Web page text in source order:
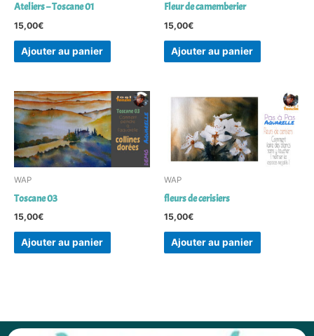
Ateliers – Toscane 01
15,00€
Ajouter au panier
Fleur de camemberier
15,00€
Ajouter au panier
WAP
Toscane 03
15,00€
Ajouter au panier
WAP
fleurs de cerisiers
15,00€
Ajouter au panier